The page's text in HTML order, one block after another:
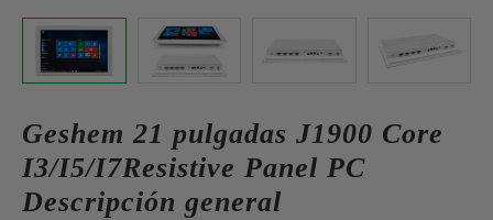
Geshem 21 pulgadas J1900 Core
I3/I5/I7Resistive Panel PC
Descripción general